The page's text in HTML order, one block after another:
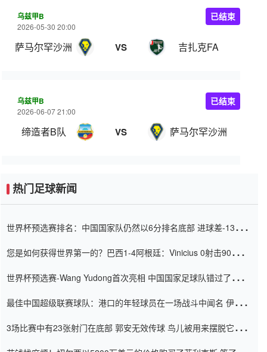
乌兹甲B
2026-05-30 20:00
萨马尔罕沙洲 VS 吉扎克FA
已结束
乌兹甲B
2026-06-07 21:00
缔造者B队 VS 萨马尔罕沙洲
已结束
热门足球新闻
世界杯预选赛排名：中国国家队仍然以6分排名底部 进球差-13令人
您是如何获得世界第一的？巴西1-4阿根廷：Vinicius 0射击90分钟
世界杯预选赛-Wang Yudong首次亮相 中国国家足球队错过了世界
最佳中国超级联赛球队：港口的年轻球员在一场战斗中闻名 伊万放
3场比赛中有23张射门在底部 郭安无效传球 鸟儿被用来摆脱它